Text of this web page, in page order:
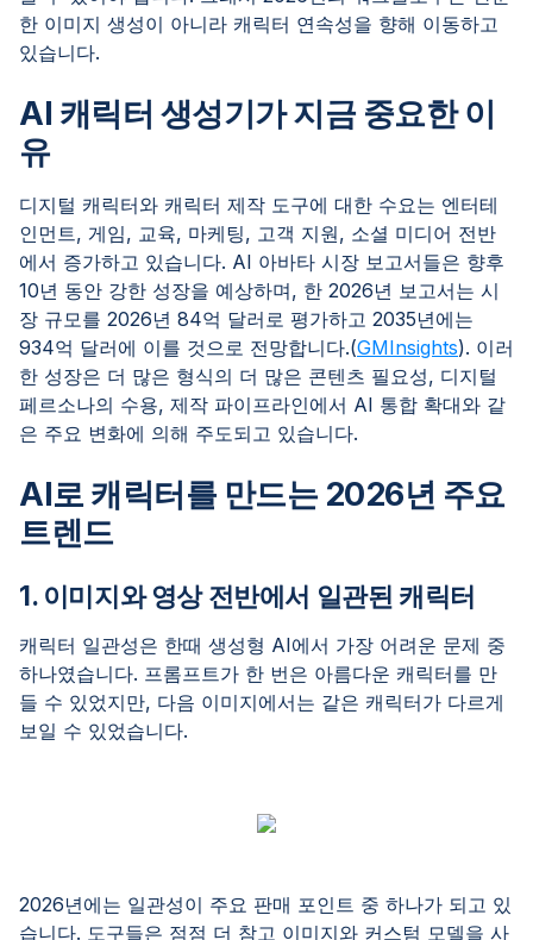
한 이미지 생성이 아니라 캐릭터 연속성을 향해 이동하고
있습니다.
AI 캐릭터 생성기가 지금 중요한 이
유
디지털 캐릭터와 캐릭터 제작 도구에 대한 수요는 엔터테
인먼트, 게임, 교육, 마케팅, 고객 지원, 소셜 미디어 전반
에서 증가하고 있습니다. AI 아바타 시장 보고서들은 향후
10년 동안 강한 성장을 예상하며, 한 2026년 보고서는 시
장 규모를 2026년 84억 달러로 평가하고 2035년에는
934억 달러에 이를 것으로 전망합니다.(GMInsights). 이러
한 성장은 더 많은 형식의 더 많은 콘텐츠 필요성, 디지털
페르소나의 수용, 제작 파이프라인에서 AI 통합 확대와 같
은 주요 변화에 의해 주도되고 있습니다.
AI로 캐릭터를 만드는 2026년 주요
트렌드
1. 이미지와 영상 전반에서 일관된 캐릭터
캐릭터 일관성은 한때 생성형 AI에서 가장 어려운 문제 중
하나였습니다. 프롬프트가 한 번은 아름다운 캐릭터를 만
들 수 있었지만, 다음 이미지에서는 같은 캐릭터가 다르게
보일 수 있었습니다.
2026년에는 일관성이 주요 판매 포인트 중 하나가 되고 있
습니다. 도구들은 점점 더 참고 이미지와 커스텀 모델을 사